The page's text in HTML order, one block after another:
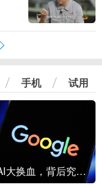
手机 试用
谷歌AI大换血，背后究竟发生了什么？